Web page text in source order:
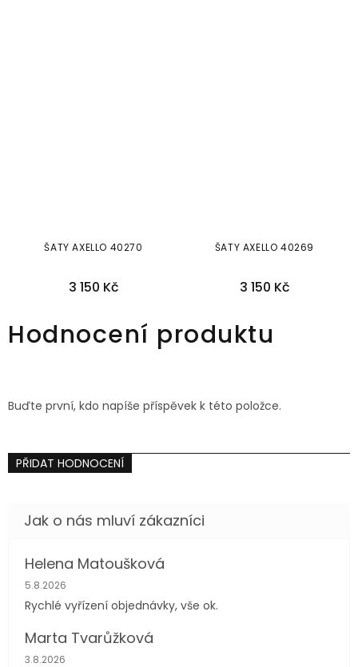
ŠATY AXELLO 40270
3 150 Kč
ŠATY AXELLO 40269
3 150 Kč
Hodnocení produktu
Buďte první, kdo napíše příspěvek k této položce.
PŘIDAT HODNOCENÍ
Helena Matoušková
Hodnocení obchodu je 5 z 5 hvězdiček.
5.8.2026
Rychlé vyřízení objednávky, vše ok.
Marta Tvarůžková
Hodnocení obchodu je 5 z 5 hvězdiček.
3.8.2026